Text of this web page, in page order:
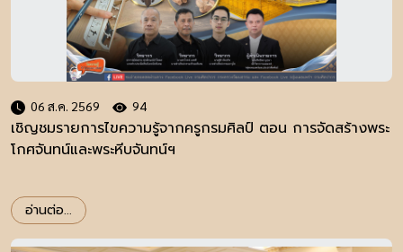
06 ส.ค. 2569 94
เชิญชมรายการไขความรู้จากครูกรมศิลป์ ตอน การจัดสร้างพระ
โกศจันทน์และพระหีบจันทน์ฯ
อ่านต่อ...